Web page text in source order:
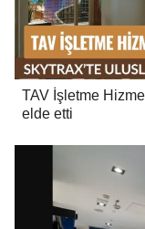
TAV İşletme
elde etti